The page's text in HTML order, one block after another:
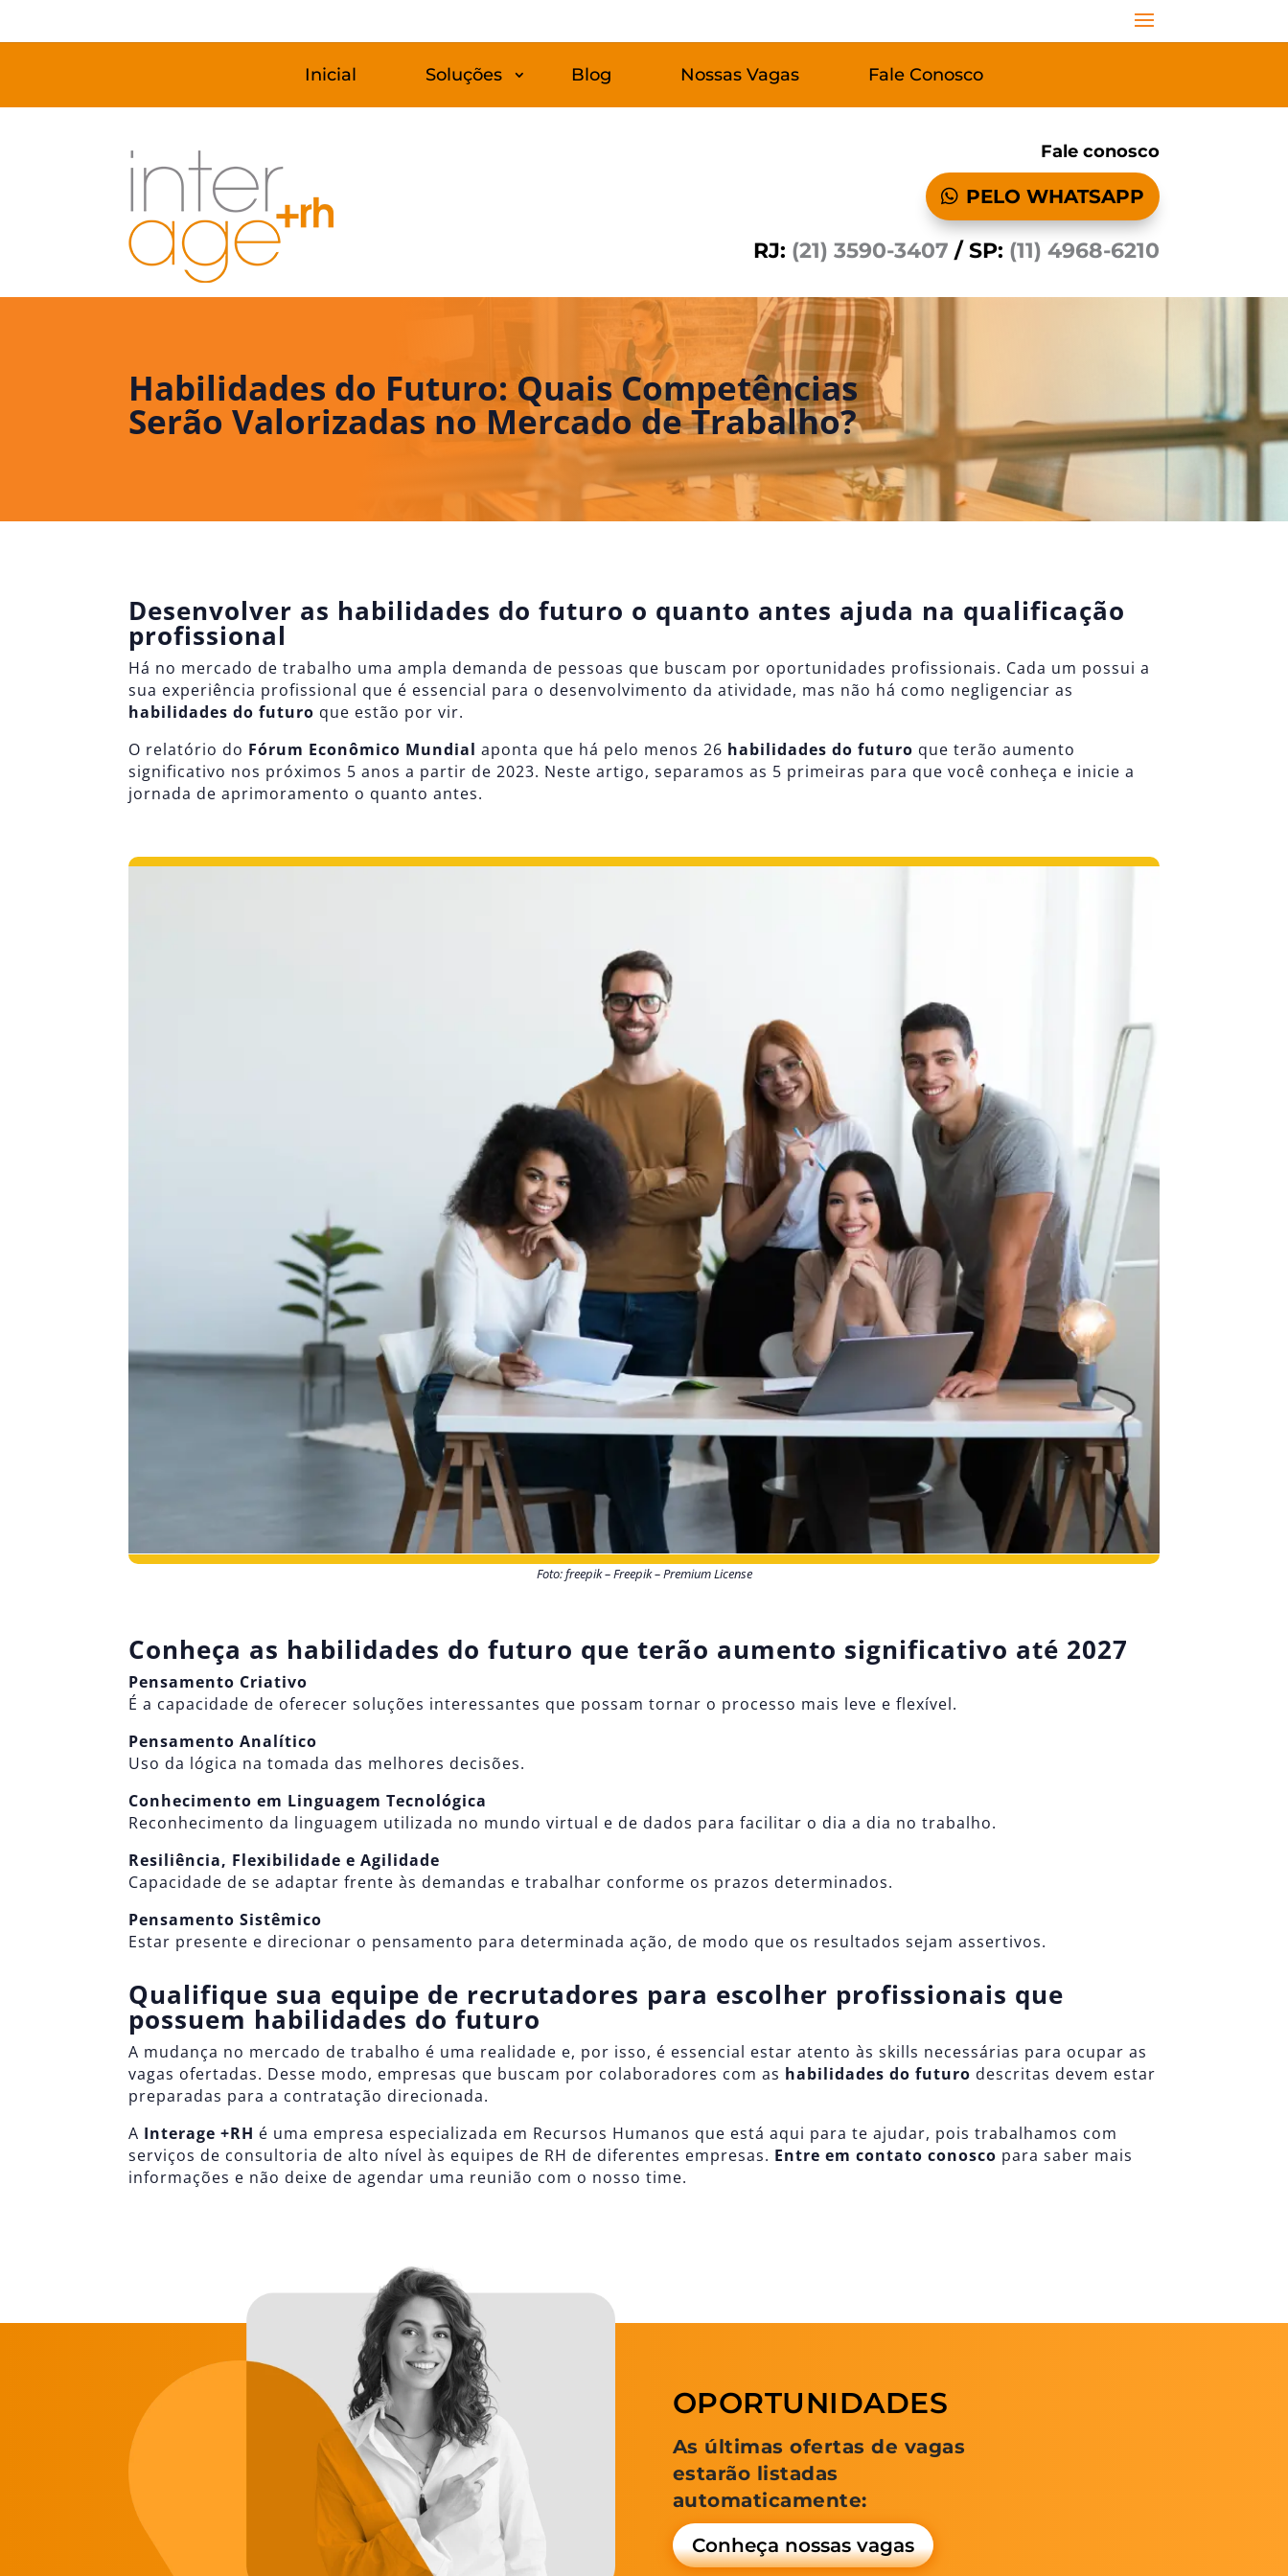
Inicial Soluções Blog Nossas Vagas Fale Conosco
Fale conosco
PELO WHATSAPP
RJ: (21) 3590-3407 / SP: (11) 4968-6210
Habilidades do Futuro: Quais Competências
Serão Valorizadas no Mercado de Trabalho?
Desenvolver as habilidades do futuro o quanto antes ajuda na qualificação
profissional
Há no mercado de trabalho uma ampla demanda de pessoas que buscam por oportunidades profissionais. Cada um possui a
sua experiência profissional que é essencial para o desenvolvimento da atividade, mas não há como negligenciar as
habilidades do futuro que estão por vir.
O relatório do Fórum Econômico Mundial aponta que há pelo menos 26 habilidades do futuro que terão aumento
significativo nos próximos 5 anos a partir de 2023. Neste artigo, separamos as 5 primeiras para que você conheça e inicie a
jornada de aprimoramento o quanto antes.
Foto: freepik – Freepik – Premium License
Conheça as habilidades do futuro que terão aumento significativo até 2027
Pensamento Criativo
É a capacidade de oferecer soluções interessantes que possam tornar o processo mais leve e flexível.
Pensamento Analítico
Uso da lógica na tomada das melhores decisões.
Conhecimento em Linguagem Tecnológica
Reconhecimento da linguagem utilizada no mundo virtual e de dados para facilitar o dia a dia no trabalho.
Resiliência, Flexibilidade e Agilidade
Capacidade de se adaptar frente às demandas e trabalhar conforme os prazos determinados.
Pensamento Sistêmico
Estar presente e direcionar o pensamento para determinada ação, de modo que os resultados sejam assertivos.
Qualifique sua equipe de recrutadores para escolher profissionais que
possuem habilidades do futuro
A mudança no mercado de trabalho é uma realidade e, por isso, é essencial estar atento às skills necessárias para ocupar as
vagas ofertadas. Desse modo, empresas que buscam por colaboradores com as habilidades do futuro descritas devem estar
preparadas para a contratação direcionada.
A Interage +RH é uma empresa especializada em Recursos Humanos que está aqui para te ajudar, pois trabalhamos com
serviços de consultoria de alto nível às equipes de RH de diferentes empresas. Entre em contato conosco para saber mais
informações e não deixe de agendar uma reunião com o nosso time.
OPORTUNIDADES
As últimas ofertas de vagas
estarão listadas
automaticamente:
Conheça nossas vagas